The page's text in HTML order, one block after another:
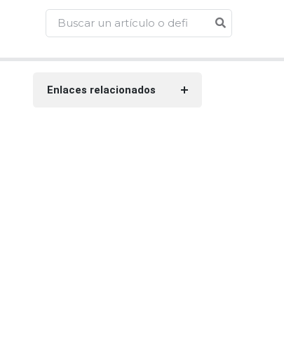
Enlaces relacionados